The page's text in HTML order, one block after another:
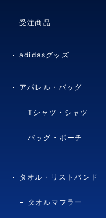
受注商品
adidasグッズ
アパレル・バッグ
Tシャツ・シャツ
バッグ・ポーチ
タオル・リストバンド
タオルマフラー